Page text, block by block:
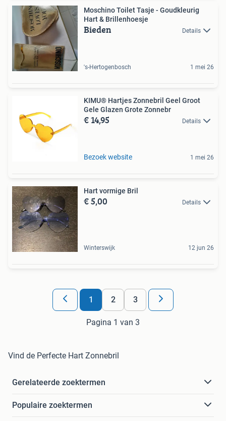
Moschino Toilet Tasje - Goudkleurig
Hart & Brillenhoesje
Bieden Details
's-Hertogenbosch 1 mei 26
KIMU® Hartjes Zonnebril Geel Groot
Gele Glazen Grote Zonnebr
€ 14,95 Details
Bezoek website 1 mei 26
Hart vormige Bril
€ 5,00 Details
Winterswijk 12 jun 26
1 2 3
Pagina 1 van 3
Vind de Perfecte Hart Zonnebril
Gerelateerde zoektermen
Populaire zoektermen